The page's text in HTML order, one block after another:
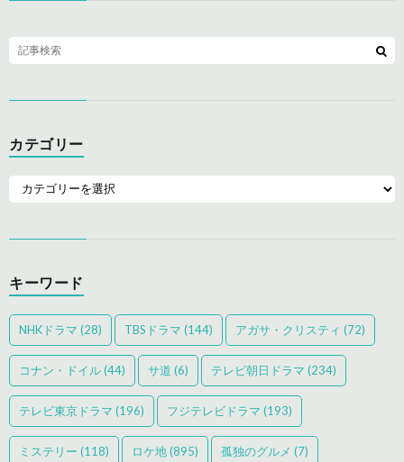
カテゴリー
キーワード
NHKドラマ (28) TBSドラマ (144) アガサ・クリスティ (72)
コナン・ドイル(44) サ道 (6) テレビ朝日ドラマ (234)
テレビ東京ドラマ (196) フジテレビドラマ (193)
ミステリー (118) ロケ地(895) 孤独のグルメ (7)